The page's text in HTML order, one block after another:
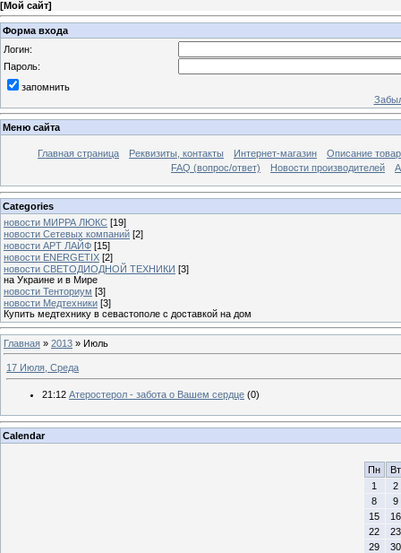
[Мой сайт]
Форма входа
Логин:
Пароль:
запомнить
Меню сайта
Главная страница Реквизиты, контакты Интернет-магазин
Описание
FAQ (вопрос/ответ)
Новости производителей
Categories
новости МИРРА ЛЮКС [19]
новости Сетевых компаний [2]
новости АРТ ЛАЙФ [15]
новости ENERGETIX [2]
новости СВЕТОДИОДНОЙ ТЕХНИКИ [3]
на Украине и в Мире
новости Тенториум [3]
новости Медтехники [3]
Купить медтехнику в севастополе с доставкой на дом
Главная » 2013 » Июль
17 Июля, Среда
21:12 Атеростерол - забота о Вашем сердце (0)
Calendar
Пн
Вт
1
2
8
9
15
16
22
23
29
30